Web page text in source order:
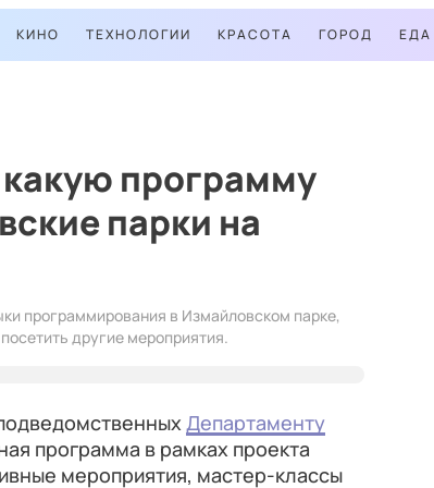
КИНО ТЕХНОЛОГИИ КРАСОТА ГОРОД ЕДА
программу
парки на
программирования в Измайловском парке,
другие мероприятия.
Департаменту
программа в рамках проекта
мероприятия, мастер-классы